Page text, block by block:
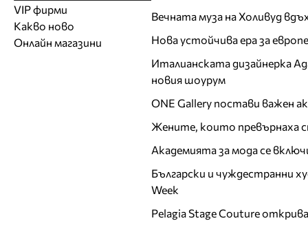
Вечната муза на Холивуд
Нова устойчива ера за
Италианската дизайнерка
новия шоурум
ONE Gallery постави важен
Жените, които превърнаха
Академията за мода се
Български и чуждестранни
Week
Pelagia Stage Couture
Бански костюми
Модни дизайнери
Бутици
Обувки
Други аксесоари
Солариуми
Фитнес и здраве
Работа на ишлеме
CAD/CAM услуги
Модели
Образователни
Модни списания
Сватбени агенции
Магазини за дрехи
Магазини за обувки
Магазини за aксесоари
VIP фирми
Какво ново
Онлайн магазини